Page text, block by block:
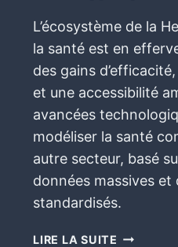
L’écosystème de la
la santé est en
des gains
et une accessibilité
avancées
modéliser la santé
autre secteur, basé
données massives et
standardisés.
LIRE LA SUITE